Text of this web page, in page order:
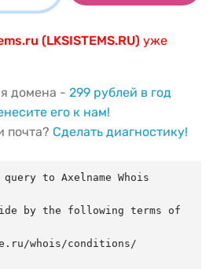
(LKSISTEMS.RU) уже
домена - 299 рублей в год
его к нам!
почта? Сделать диагностику!
to Axelname Whois
by the following terms of
whois/conditions/